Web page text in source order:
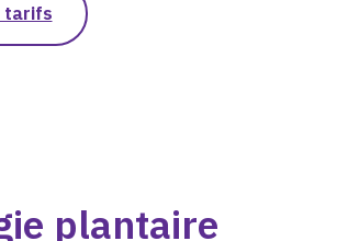
tarifs
plantaire